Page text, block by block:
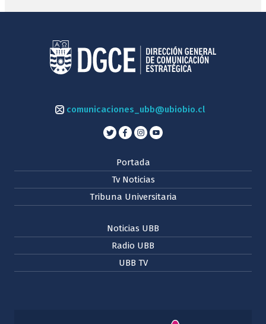
comunicaciones_ubb@ubiobio.cl
Portada
Tv Noticias
Tribuna Universitaria
Noticias UBB
Radio UBB
UBB TV